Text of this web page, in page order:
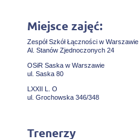
Miejsce zajęć:
Zespół Szkół Łączności w Warszawie
Al. Stanów Zjednoczonych 24
OSiR Saska w Warszawie
ul. Saska 80
LXXII L. O
ul. Grochowska 346/348
Trenerzy